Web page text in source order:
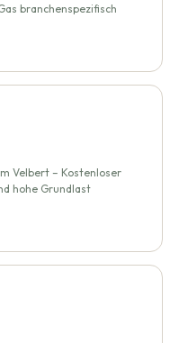
branchenspezifisch
Velbert – Kostenloser
hohe Grundlast